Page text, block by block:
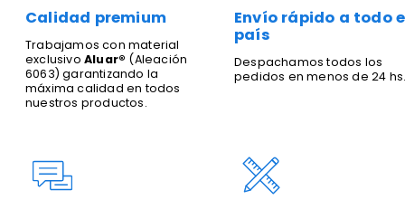
Calidad premium
Trabajamos con material
exclusivo Aluar® (Aleación
6063) garantizando la
máxima calidad en todos
nuestros productos.
Envío rápido a todo
país
Despachamos todos los
pedidos en menos de 24